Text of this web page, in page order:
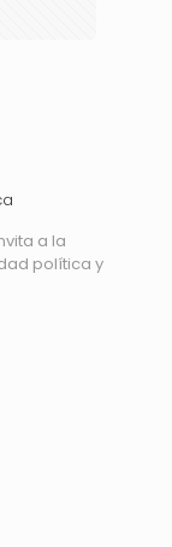
a la
política y